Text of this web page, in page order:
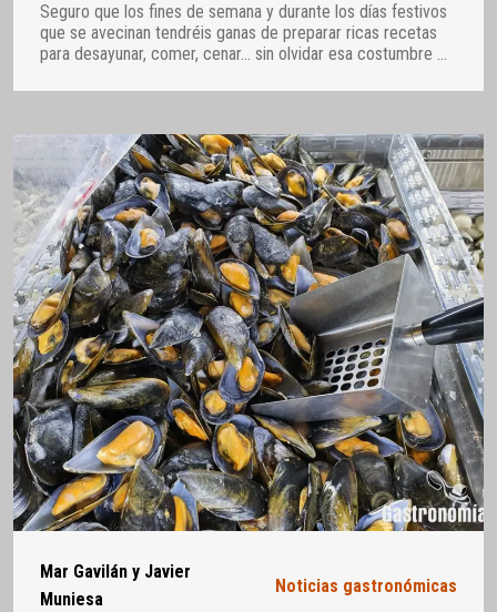
Seguro que los fines de semana y durante los días festivos
que se avecinan tendréis ganas de preparar ricas recetas
para desayunar, comer, cenar… sin olvidar esa costumbre …
Mar Gavilán y Javier
Muniesa
Noticias gastronómicas